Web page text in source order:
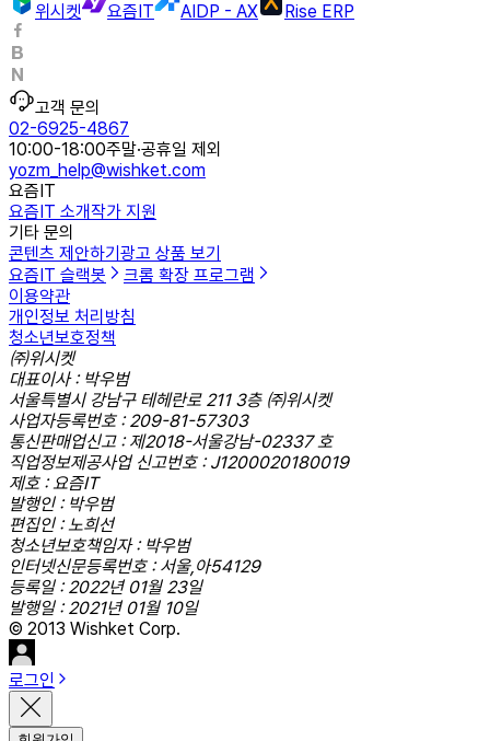
위시켓
요즘IT AIDP - AX Rise ERP
고객 문의
02-6925-4867
10:00-18:00주말·공휴일 제외
yozm_help@wishket.com
요즘IT
요즘IT 소개작가 지원
기타 문의
콘텐츠 제안하기 광고 상품 보기
요즘IT 슬랙봇
크롬 확장 프로그램
이용약관
개인정보 처리방침
청소년보호정책
㈜위시켓
대표이사 : 박우범
서울특별시 강남구 테헤란로 211 3층 ㈜위시켓
사업자등록번호 : 209-81-57303
통신판매업신고 : 제2018-서울강남-02337 호
직업정보제공사업 신고번호 : J1200020180019
제호 : 요즘IT
발행인 : 박우범
편집인 : 노희선
청소년보호책임자 : 박우범
인터넷신문등록번호 : 서울,아54129
등록일 : 2022년 01월 23일
발행일 : 2021년 01월 10일
© 2013 Wishket Corp.
로그인